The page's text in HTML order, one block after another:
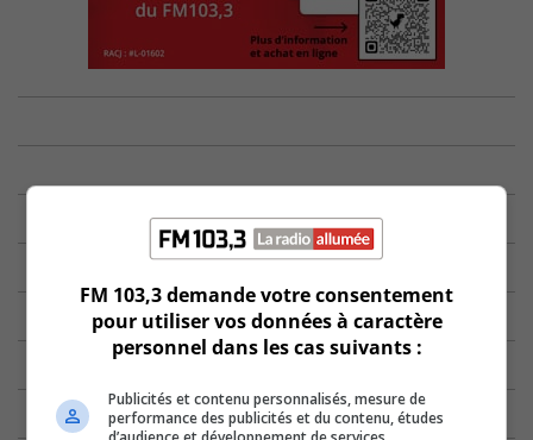
FM 103,3 demande votre consentement
pour utiliser vos données à caractère
personnel dans les cas suivants :
Publicités et contenu personnalisés, mesure de
performance des publicités et du contenu, études